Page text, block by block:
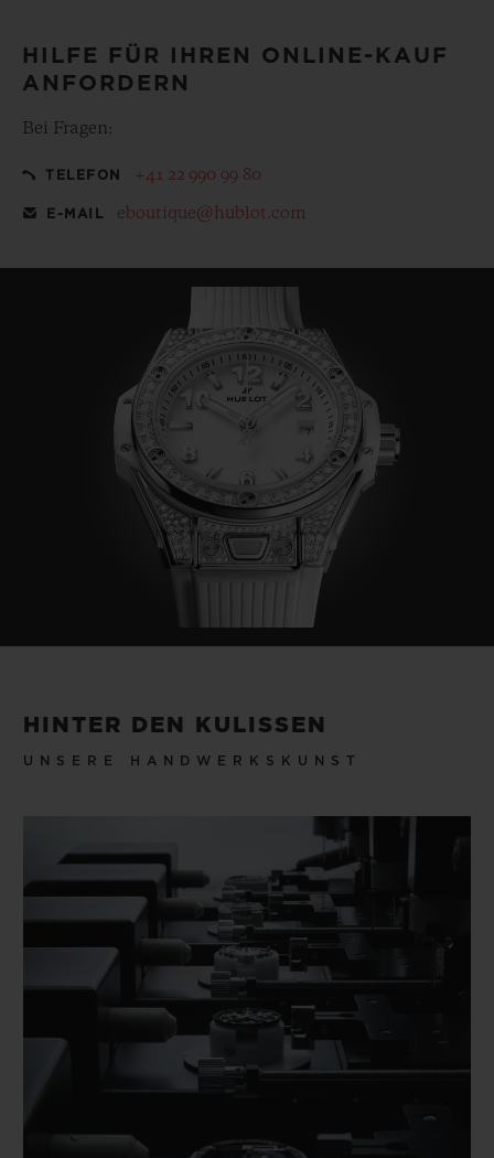
HILFE FÜR IHREN ONLINE-KAUF
ANFORDERN
Bei Fragen:
TELEFON +41 22 990 99 80
E-MAIL eboutique@hublot.com
HINTER DEN KULISSEN
UNSERE HANDWERKSKUNST